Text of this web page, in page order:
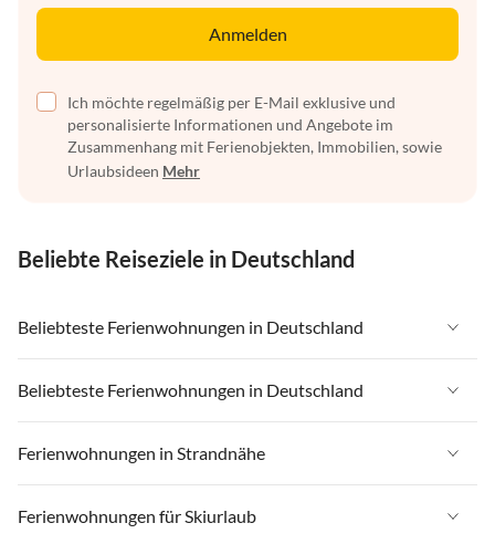
Anmelden
Ich möchte regelmäßig per E-Mail exklusive und
personalisierte Informationen und Angebote im
Zusammenhang mit Ferienobjekten, Immobilien, sowie
Urlaubsideen Mehr
Beliebte Reiseziele in Deutschland
Beliebteste Ferienwohnungen in Deutschland
Ferienwohnungen in Deutschland
Ferienwohnungen in Ostsee
Ferienwohnungen in Nordsee
Beliebteste Ferienwohnungen in Deutschland
Ferienwohnungen in Deutschland
Ferienwohnungen in Ostsee
Ferienwohnungen in Nordsee
Ferienwohnungen in Strandnähe
Ferienwohnungen in Strandnähe in Deutschland
Ferienwohnungen für Skiurlaub